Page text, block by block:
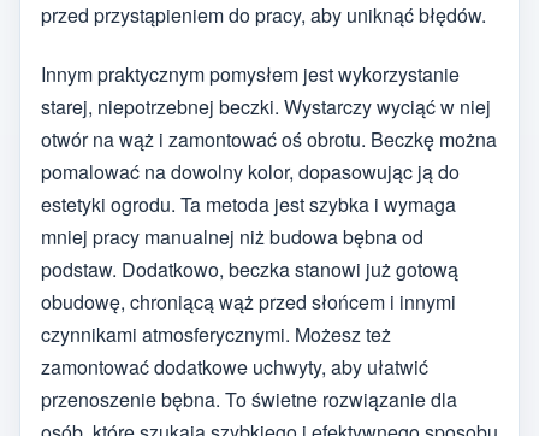
przed przystąpieniem do pracy, aby uniknąć błędów.
Innym praktycznym pomysłem jest wykorzystanie
starej, niepotrzebnej beczki. Wystarczy wyciąć w niej
otwór na wąż i zamontować oś obrotu. Beczkę można
pomalować na dowolny kolor, dopasowując ją do
estetyki ogrodu. Ta metoda jest szybka i wymaga
mniej pracy manualnej niż budowa bębna od
podstaw. Dodatkowo, beczka stanowi już gotową
obudowę, chroniącą wąż przed słońcem i innymi
czynnikami atmosferycznymi. Możesz też
zamontować dodatkowe uchwyty, aby ułatwić
przenoszenie bębna. To świetne rozwiązanie dla